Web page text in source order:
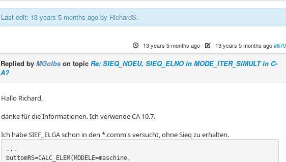
Last edit: 13 years 5 months ago by RichardS.
13 years 5 months ago- 13 years 5 months ago
Replied byMGolbs on topicRe: SIEQ_NOEU, SIEQ_ELNO in MODE_ITER_SIMULT in C-
A?
Hallo Richard,
danke für die Informationen. Ich verwende CA 10.7.
Ich habe SIEF_ELGA schon in den *.comm's versucht, ohne Sieq zu erhalten.
...
buttomRS=CALC_ELEM(MODELE=maschine,